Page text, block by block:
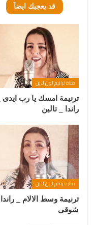
قد يعجبك ايضآ
قناة ترانيم اون لاين
ترنيمة امسك يا رب ايدى _
راندا _ تالين
قناة ترانيم اون لاين
ترنيمة وسط الالام _ راندا
شوقى